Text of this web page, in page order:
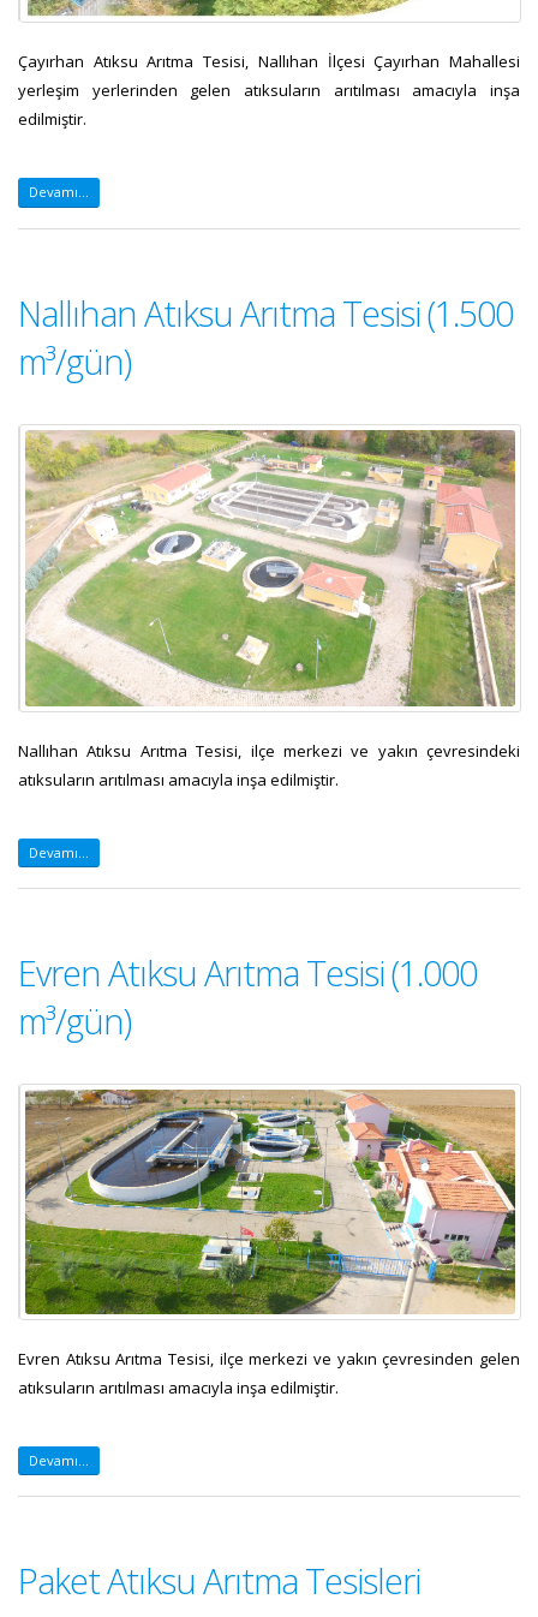
Çayırhan Atıksu Arıtma Tesisi, Nallıhan İlçesi Çayırhan Mahallesi
yerleşim yerlerinden gelen atıksuların arıtılması amacıyla inşa
edilmiştir.
Devamı...
Nallıhan Atıksu Arıtma Tesisi (1.500
m³/gün)
Nallıhan Atıksu Arıtma Tesisi, ilçe merkezi ve yakın çevresindeki
atıksuların arıtılması amacıyla inşa edilmiştir.
Devamı...
Evren Atıksu Arıtma Tesisi (1.000
m³/gün)
Evren Atıksu Arıtma Tesisi, ilçe merkezi ve yakın çevresinden gelen
atıksuların arıtılması amacıyla inşa edilmiştir.
Devamı...
Paket Atıksu Arıtma Tesisleri